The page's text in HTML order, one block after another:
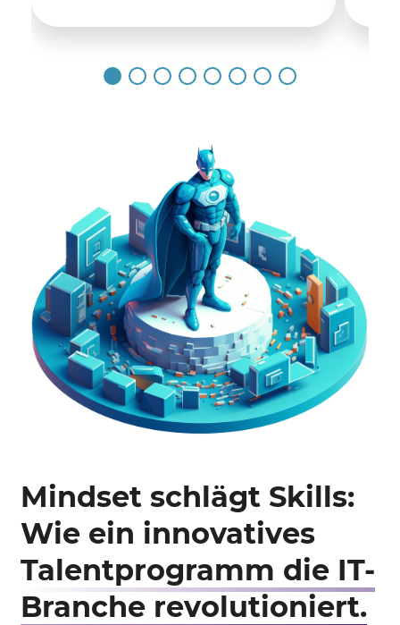
Mindset schlägt Skills:
Wie ein innovatives
Talentprogramm die IT-
Branche revolutioniert.